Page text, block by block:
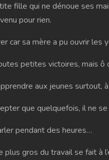
fille qui ne dénoue ses
pour rien.
car sa mère a pu ouvrir les
petites victoires, mais ô
aux jeunes surtout,
que quelquefois, il ne
pendant des heures…
plus gros du travail se fait à